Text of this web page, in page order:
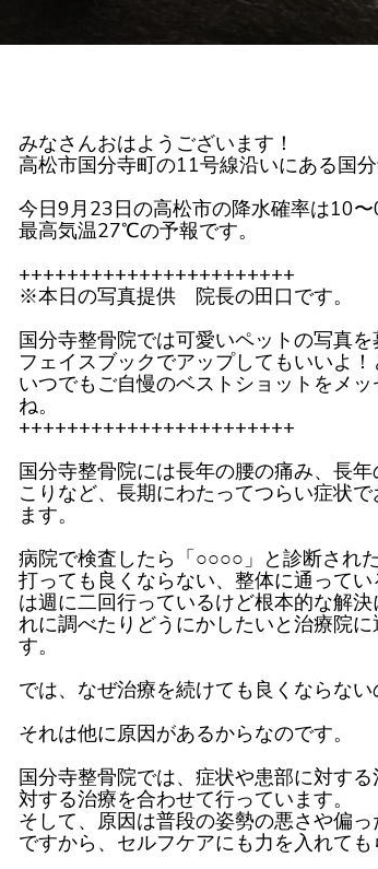
みなさんおはようございます！
高松市国分寺町の11号線沿いにある国
今日9月23日の高松市の降水確率は10〜
最高気温27℃の予報です。
+++++++++++++++++++++++
※本日の写真提供 院長の田口です。
国分寺整骨院では可愛いペットの写真を
フェイスブックでアップしてもいいよ
いつでもご自慢のベストショットをメ
ね。
+++++++++++++++++++++++
国分寺整骨院には長年の腰の痛み、長
こりなど、長期にわたってつらい症状
ます。
病院で検査したら「○○○○」と診断され
打っても良くならない、整体に通って
は週に二回行っているけど根本的な解
れに調べたりどうにかしたいと治療院
す。
では、なぜ治療を続けても良くならない
それは他に原因があるからなのです。
国分寺整骨院では、症状や患部に対す
対する治療を合わせて行っています。
そして、原因は普段の姿勢の悪さや偏
ですから、セルフケアにも力を入れても